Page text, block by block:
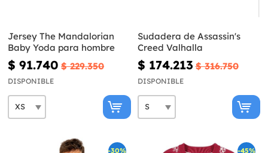
Jersey The Mandalorian
Baby Yoda para hombre
$ 91.740 $ 229.350
DISPONIBLE
Sudadera de Assassin's
Creed Valhalla
$ 174.213 $ 316.750
DISPONIBLE
-30% -45%